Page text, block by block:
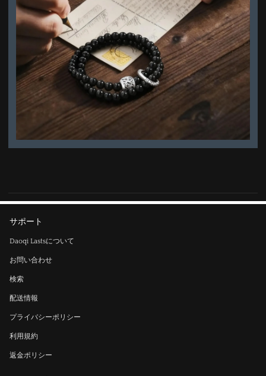
サポート
Daoqi Lastsについて
お問い合わせ
検索
配送情報
プライバシーポリシー
利用規約
返金ポリシー